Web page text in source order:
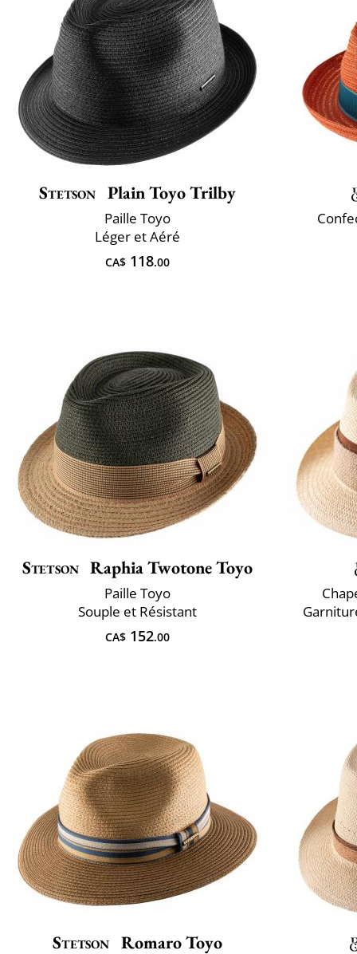
Stetson Plain Toyo Trilby
Paille Toyo
Léger et Aéré
CA$ 118.00
Stetson Raphia Twotone Toyo
Paille Toyo
Souple et Résistant
CA$ 152.00
Stetson Romaro Toyo